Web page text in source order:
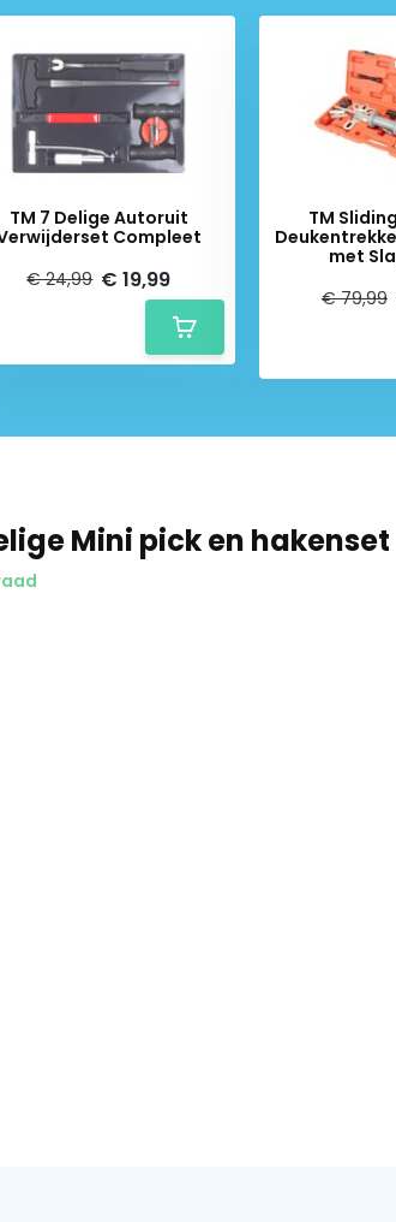
TM 7 Delige Autoruit
Compleet
€ 24,99 € 19,99
TM
met
€ 79,99
Mini pick en hakenset